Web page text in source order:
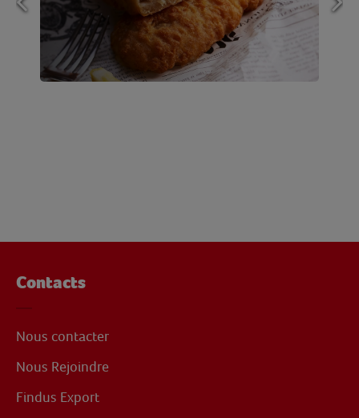
Contacts
Nous contacter
Nous Rejoindre
Findus Export